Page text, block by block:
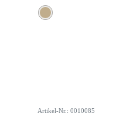
Artikel-Nr.: 0010085